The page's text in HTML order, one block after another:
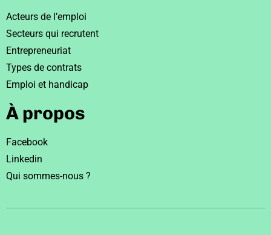
Acteurs de l’emploi
Secteurs qui recrutent
Entrepreneuriat
Types de contrats
Emploi et handicap
À propos
Facebook
Linkedin
Qui sommes-nous ?